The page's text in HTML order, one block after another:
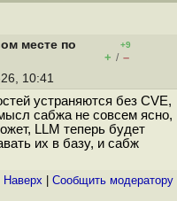
месте по
+9
+ / –
10:41
устраняются без CVE,
сабжа не совсем ясно,
LLM теперь будет
их в базу, и сабж
Наверх Cообщить модератору